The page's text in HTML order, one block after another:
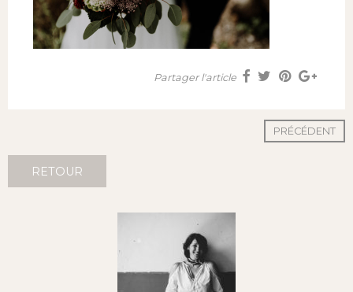
Partager l'article
PRÉCÉDENT
RETOUR